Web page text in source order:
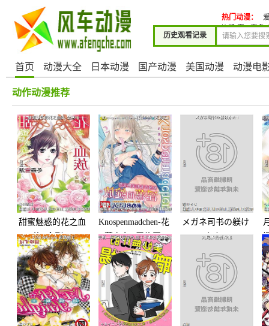
历史观看记录
热门动漫：
儿们-夏 (直条
首页 动漫大全 日本动漫 国产动漫 美国动漫 动漫电
动作动漫推荐
甜蜜魅惑的花之血
族~金刚16
Knospenmadchen-花
蕊少女-(无修正)
メガネ司书の躾け
かた1